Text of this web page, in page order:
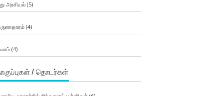
அரசியல்(5)
(4)
(4)
/ தொடர்கள்